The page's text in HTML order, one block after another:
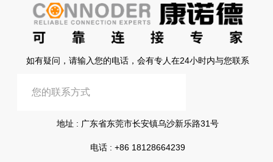
如有疑问，请输入您的电话，会有专人在24小时内与您联系
地址 : 广东省东莞市长安镇乌沙新乐路31号
电话 : +86 18128664239